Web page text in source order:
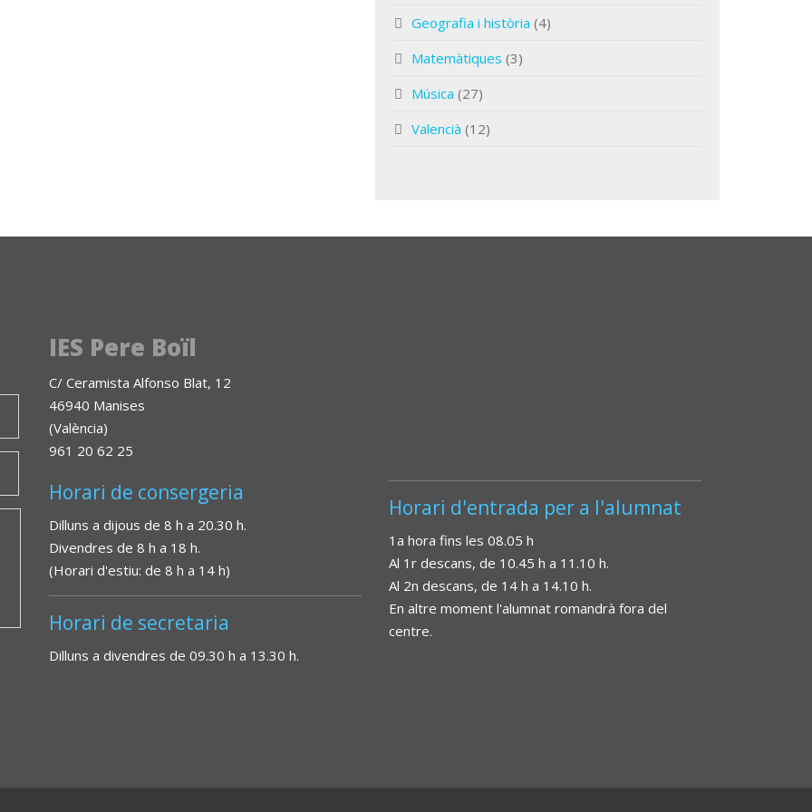
Geografia i història (4)
Matemàtiques (3)
Música (27)
Valencià (12)
IES Pere Boïl
C/ Ceramista Alfonso Blat, 12
46940 Manises
(València)
961 20 62 25
Horari de consergeria
Dilluns a dijous de 8 h a 20.30 h.
Divendres de 8 h a 18 h.
(Horari d'estiu: de 8 h a 14 h)
Horari de secretaria
Dilluns a divendres de 09.30 h a 13.30 h.
Horari d'entrada per a l'alumnat
1a hora fins les 08.05 h
Al 1r descans, de 10.45 h a 11.10 h.
Al 2n descans, de 14 h a 14.10 h.
En altre moment l'alumnat romandrà fora del
centre.